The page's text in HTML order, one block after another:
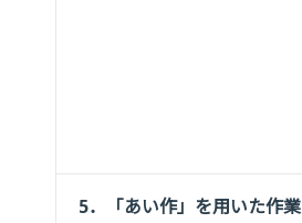
5．「あい作」を用いた作業